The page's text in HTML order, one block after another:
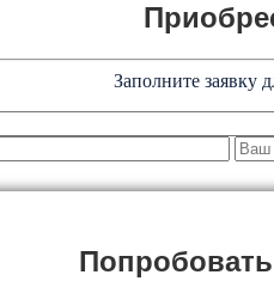
Заполните заявку